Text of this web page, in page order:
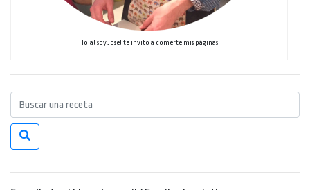
Hola! soy Jose! te invito a comerte mis páginas!